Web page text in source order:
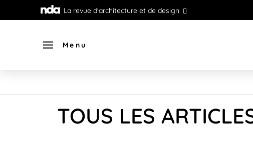
La revue d'architecture et de design
Menu
TOUS LES